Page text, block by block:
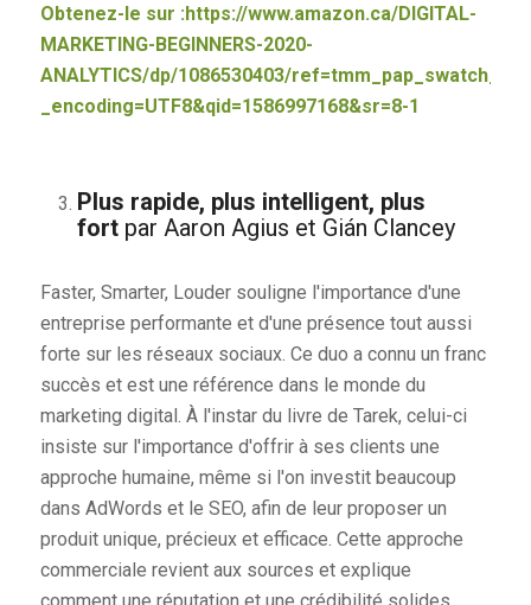
Obtenez-le sur :https://www.amazon.ca/DIGITAL-
MARKETING-BEGINNERS-2020-
ANALYTICS/dp/1086530403/ref=tmm_pap_swatch_0?
_encoding=UTF8&qid=1586997168&sr=8-1
Plus rapide, plus intelligent, plus
fort par Aaron Agius et Gián Clancey
Faster, Smarter, Louder souligne l'importance d'une
entreprise performante et d'une présence tout aussi
forte sur les réseaux sociaux. Ce duo a connu un franc
succès et est une référence dans le monde du
marketing digital. À l'instar du livre de Tarek, celui-ci
insiste sur l'importance d'offrir à ses clients une
approche humaine, même si l'on investit beaucoup
dans AdWords et le SEO, afin de leur proposer un
produit unique, précieux et efficace. Cette approche
commerciale revient aux sources et explique